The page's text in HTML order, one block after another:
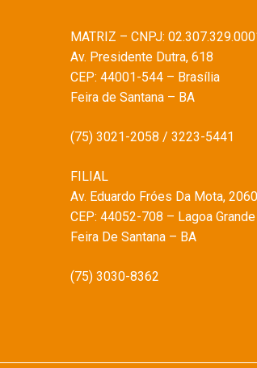
MATRIZ – CNPJ:
Av. Presidente Dutra, 618
CEP: 44001-544 – Brasília
Feira de Santana – BA
(75) 3021-2058 / 3223-5441
FILIAL
Av. Eduardo Fróes Da Mota, 2060
CEP: 44052-708 – Lagoa Grande
Feira De Santana – BA
(75) 3030-8362